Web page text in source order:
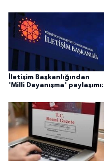
İletişim Başkanlığından
'Milli Dayanışma' paylaşımı: